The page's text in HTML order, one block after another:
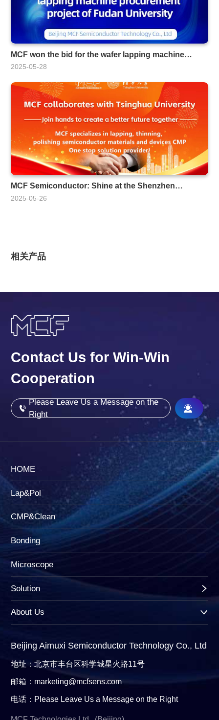
MCF won the bid for the wafer lapping machine
procurement project of Fudan University
2025-05-28
MCF Semiconductor: Shine at the Shenzhen
Optoelectronics Expo
2025-05-26
相关产品
Contact Us for Win-Win
Cooperation
Please Leave Us a Message on the
Right
HOME
Lap&Pol
CMP&Clean
Bonding
Microscope
Solution
About Us
Beijing Aimuxi Semiconductor Technology Co., Ltd
地址：北京市丰台区科学城星火路11号
邮箱：marketing@mcfsens.com
电话：Please Leave Us a Message on the Right